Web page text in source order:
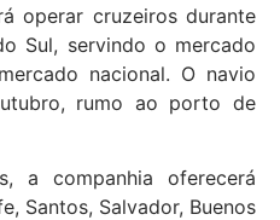
operar cruzeiros durante
Sul, servindo o mercado
nacional. O navio
rumo ao porto de
a companhia oferecerá
Santos, Salvador, Buenos